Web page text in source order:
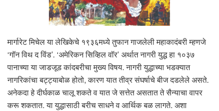
मार्गारेट मिचेल या लेखिकेचे १९३६मध्ये तुफान गाजलेली महाकादंबरी म्हणजे
‘गॉन विथ द विंड’. ‘अमेरिकन सिव्हिल वॉर’ अर्थात नागरी युद्ध हा १०३७
पानाच्या या जाडजूड कांदबरीचा मुख्य विषय. नागरी युद्धाच्या भडक्यात
नागरिकांचा बट्ट्याबोळ होतो, कारण यात तीव्र संघर्षाचे बीज दडलेले असते.
अनेकदा हे दीर्घकाळ चालू शकते व यात जे सत्तेत असतात ते सैन्याचा वापर
करू शकतात. या युद्धासाठी बरीच साधने व आर्थिक बळ लागते. अशा